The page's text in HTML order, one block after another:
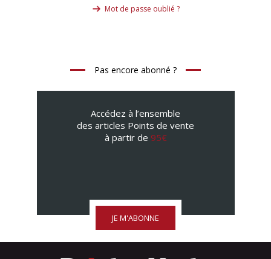
Mot de passe oublié ?
Pas encore abonné ?
Accédez à l’ensemble
des articles Points de vente
à partir de 95€
JE M'ABONNE